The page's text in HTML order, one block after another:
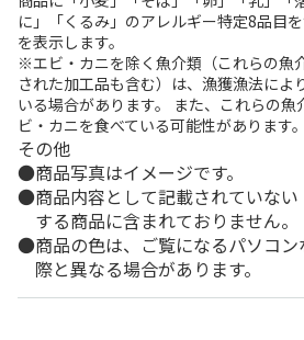
に」「くるみ」のアレルギー特定8品目
を表示します。
※エビ・カニを除く魚介類（これらの魚
された加工品も含む）は、漁獲漁法によ
いる場合があります。 また、これらの魚
ビ・カニを食べている可能性があります。
その他
商品写真はイメージです。
商品内容として記載されていな
する商品に含まれておりません。
商品の色は、ご覧になるパソコ
際と異なる場合があります。